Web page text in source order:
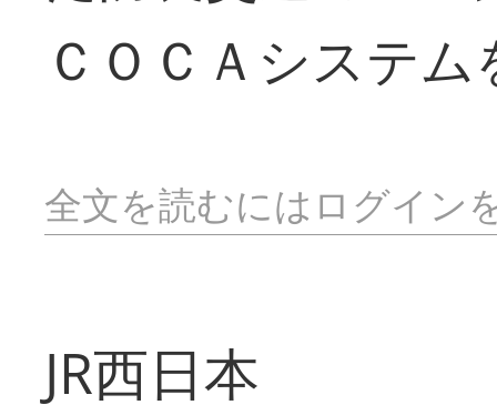
ＣＯＣＡシステ
全文を読むにはログイン
JR西日本